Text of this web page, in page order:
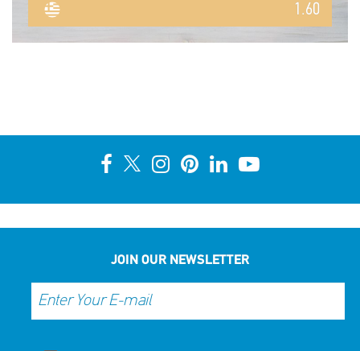
1.60
JOIN OUR NEWSLETTER